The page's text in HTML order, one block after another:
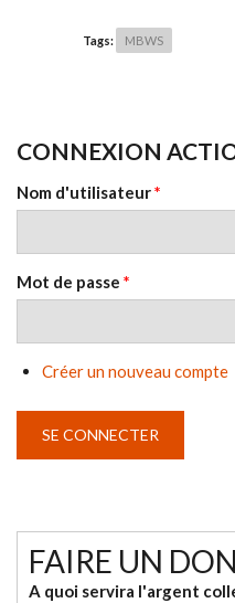
Tags: MBWS
CONNEXION
Nom d'utilisateur*
Mot de passe *
Créer un nouveau compte
FAIRE UN DON
A quoi servira l'argent